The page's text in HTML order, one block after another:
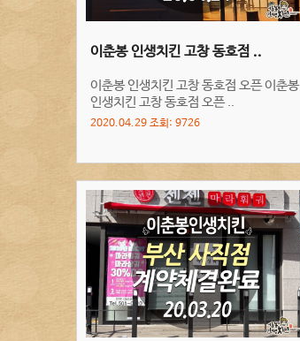
이춘봉 인생치킨 고창 동호점 ..
이춘봉 인생치킨 고창 동호점 오픈 이춘봉
인생치킨 고창 동호점 오픈 ..
2020.04.29 조회: 9726